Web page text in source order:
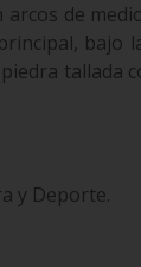
de
bajo
tallada
y Deporte.